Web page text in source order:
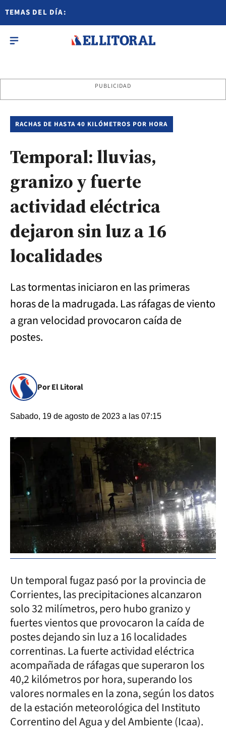
TEMAS DEL DÍA:
PUBLICIDAD
RACHAS DE HASTA 40 KILÓMETROS POR HORA
Temporal: lluvias,
granizo y fuerte
actividad eléctrica
dejaron sin luz a 16
localidades
Las tormentas iniciaron en las primeras
horas de la madrugada. Las ráfagas de viento
a gran velocidad provocaron caída de
postes.
Por El Litoral
Sabado, 19 de agosto de 2023 a las 07:15
Un temporal fugaz pasó por la provincia de
Corrientes, las precipitaciones alcanzaron
solo 32 milímetros, pero hubo granizo y
fuertes vientos que provocaron la caída de
postes dejando sin luz a 16 localidades
correntinas. La fuerte actividad eléctrica
acompañada de ráfagas que superaron los
40,2 kilómetros por hora, superando los
valores normales en la zona, según los datos
de la estación meteorológica del Instituto
Correntino del Agua y del Ambiente (Icaa).